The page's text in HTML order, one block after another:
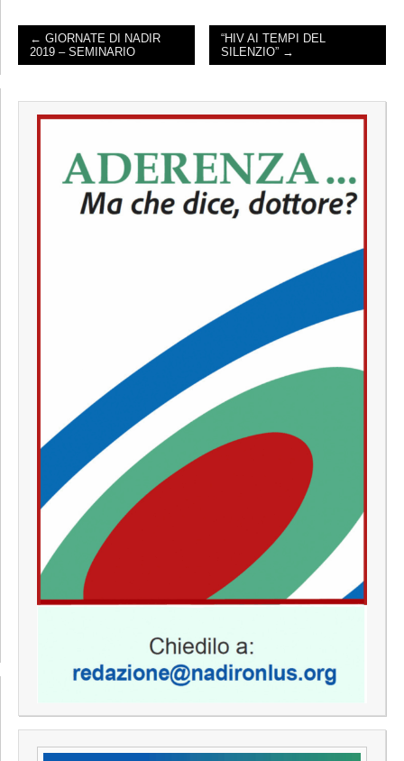
POST NAVIGATION
← GIORNATE DI NADIR
2019 – SEMINARIO
“HIV AI TEMPI DEL
SILENZIO” →